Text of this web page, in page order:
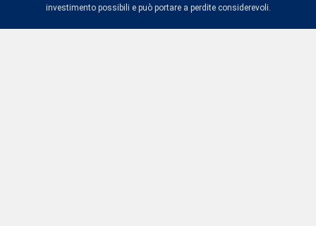
investimento possibili e può portare a perdite considerevoli.